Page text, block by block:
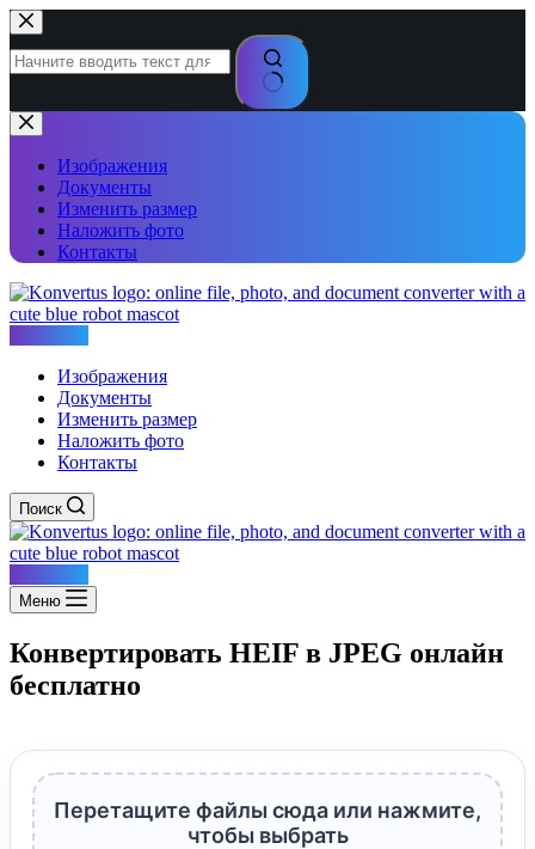
Перейти
к
сути
Ничего
не
найденоИзображения
Документы
Изменить размер
Наложить фото
Контакты
Изображения
Документы
Изменить размер
Наложить фото
Контакты
Поиск
Меню
Конвертировать HEIF в JPEG онлайн
бесплатно
Перетащите файлы сюда или нажмите,
чтобы выбрать